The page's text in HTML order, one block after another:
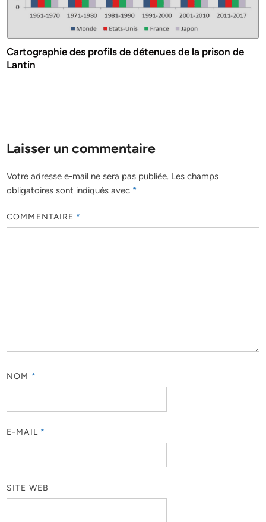
Cartographie des profils de détenues de la prison de
Lantin
Laisser un commentaire
Votre adresse e-mail ne sera pas publiée. Les champs
obligatoires sont indiqués avec *
COMMENTAIRE *
NOM *
E-MAIL *
SITE WEB